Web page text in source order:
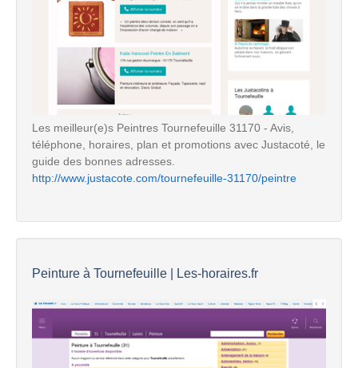
Les meilleur(e)s Peintres Tournefeuille 31170 - Avis,
téléphone, horaires, plan et promotions avec Justacoté, le
guide des bonnes adresses.
http://www.justacote.com/tournefeuille-31170/peintre
Peinture à Tournefeuille | Les-horaires.fr